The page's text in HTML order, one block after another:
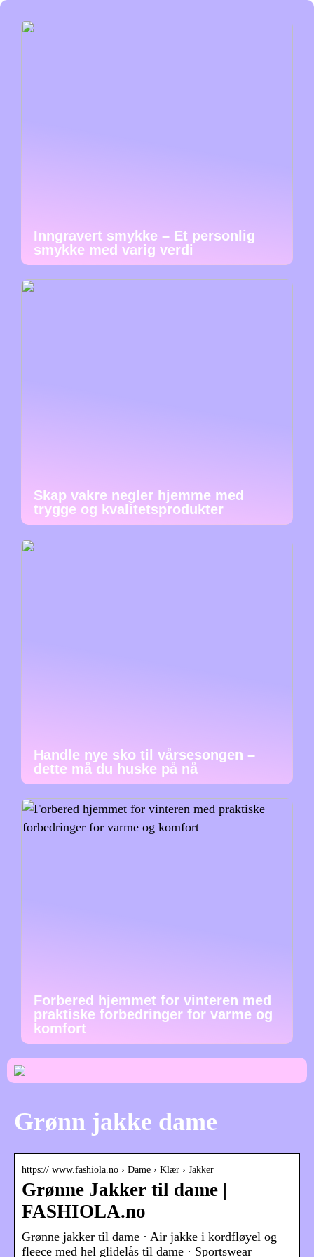
Inngravert smykke – Et personlig
smykke med varig verdi
Skap vakre negler hjemme med
trygge og kvalitetsprodukter
Handle nye sko til vårsesongen –
dette må du huske på nå
Forbered hjemmet for vinteren med
praktiske forbedringer for varme og
komfort
Grønn jakke dame
https:// www.fashiola.no › Dame › Klær › Jakker
Grønne Jakker til dame |
FASHIOLA.no
Grønne jakker til dame · Air jakke i kordfløyel og
fleece med hel glidelås til dame · Sportswear